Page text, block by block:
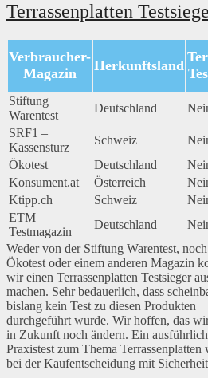
Terrassenplatten
Verbraucher-
Magazin
Herkunftsland
Stiftung
Warentest
Deutschland
SRF1 –
Kassensturz
Schweiz
Ökotest
Deutschland
Konsument.at
Österreich
Ktipp.ch
Schweiz
ETM
Testmagazin
Deutschland
Weder von der Stiftung Warentest,
Ökotest oder einem anderen Magazin
wir einen Terrassenplatten Testsieger
machen. Sehr bedauerlich, dass
bislang kein Test zu diesen Produkten
durchgeführt wurde. Wir hoffen, das
in Zukunft noch ändern. Ein
Praxistest zum Thema Terrassenplatten
bei der Kaufentscheidung mit